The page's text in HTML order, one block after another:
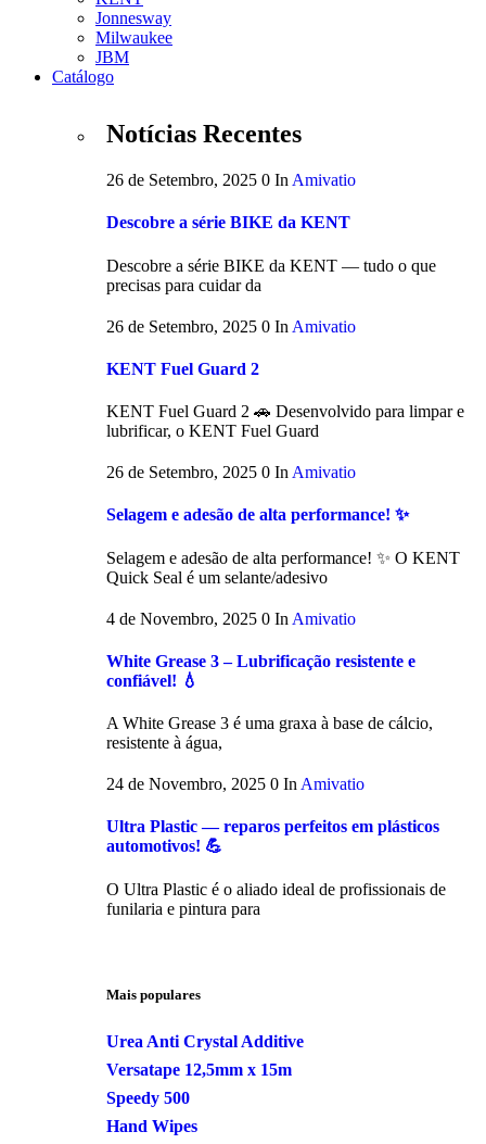
Jonnesway
Milwaukee
JBM
Catálogo
Notícias Recentes
26 de Setembro, 2025 0 In Amivatio
Descobre a série BIKE da KENT
Descobre a série BIKE da KENT — tudo o que
precisas para cuidar da
26 de Setembro, 2025 0 In Amivatio
KENT Fuel Guard 2
KENT Fuel Guard 2 🚗 Desenvolvido para limpar e
lubrificar, o KENT Fuel Guard
26 de Setembro, 2025 0 In Amivatio
Selagem e adesão de alta performance! ✨
Selagem e adesão de alta performance! ✨ O KENT
Quick Seal é um selante/adesivo
4 de Novembro, 2025 0 In Amivatio
White Grease 3 – Lubrificação resistente e
confiável! 💧
A White Grease 3 é uma graxa à base de cálcio,
resistente à água,
24 de Novembro, 2025 0 In Amivatio
Ultra Plastic — reparos perfeitos em plásticos
automotivos! 💪
O Ultra Plastic é o aliado ideal de profissionais de
funilaria e pintura para
Mais populares
Urea Anti Crystal Additive
Versatape 12,5mm x 15m
Speedy 500
Hand Wipes